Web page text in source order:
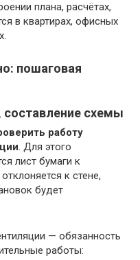
плана, расчётах,
в квартирах, офисных
пошаговая
схемы
работу
. Для этого
лист бумаги к
к стене,
будет
— обязанность
работы: